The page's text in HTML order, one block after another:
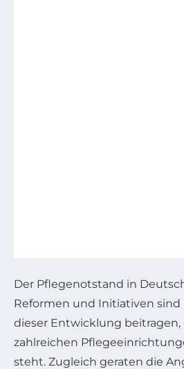
Der Pflegenotstand in
Reformen und Initiativen
dieser Entwicklung
zahlreichen
steht. Zugleich geraten die